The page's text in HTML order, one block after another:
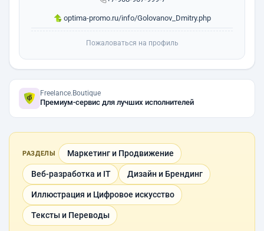
optima-promo.ru/info/Golovanov_Dmitry.php
Пожаловаться на профиль
Freelance.Boutique
Премиум-сервис для лучших исполнителей
РАЗДЕЛЫ Маркетинг и Продвижение
Веб-разработка и IT Дизайн и Брендинг
Иллюстрация и Цифровое искусство
Тексты и Переводы